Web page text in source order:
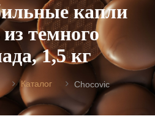
капли
темного
1,5 кг
Каталог Chocovic